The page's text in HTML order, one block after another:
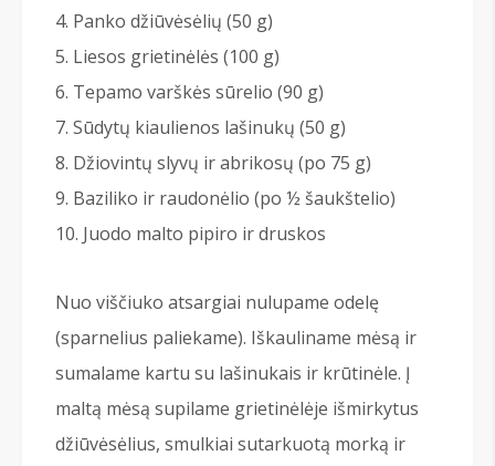
Panko džiūvėsėlių (50 g)
Liesos grietinėlės (100 g)
Tepamo varškės sūrelio (90 g)
Sūdytų kiaulienos lašinukų (50 g)
Džiovintų slyvų ir abrikosų (po 75 g)
Baziliko ir raudonėlio (po ½ šaukštelio)
Juodo malto pipiro ir druskos
Nuo viščiuko atsargiai nulupame odelę
(sparnelius paliekame). Iškauliname mėsą ir
sumalame kartu su lašinukais ir krūtinėle. Į
maltą mėsą supilame grietinėlėje išmirkytus
džiūvėsėlius, smulkiai sutarkuotą morką ir